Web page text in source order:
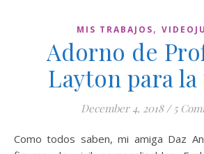
MIS TRABAJOS,
Adorno de
Layton para la
December 4, 2018 / 5
Como todos saben, mi amiga Daz Angie me regaló dos